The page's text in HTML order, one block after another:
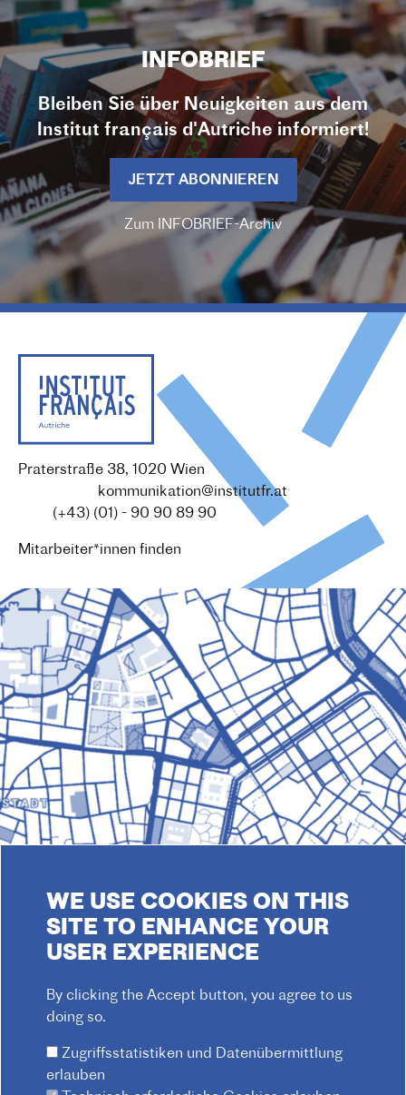
INFOBRIEF
Bleiben Sie über Neuigkeiten aus dem
Institut français d'Autriche informiert!
JETZT ABONNIEREN
Zum INFOBRIEF-Archiv
Praterstraße 38, 1020 Wien
kommunikation@institutfr.at
(+43) (01) - 90 90 89 90
Mitarbeiter*innen finden
© 2026 Institut français d'Autriche-Vienne
Impressum Datenschutz
WE USE COOKIES ON THIS
SITE TO ENHANCE YOUR
USER EXPERIENCE
By clicking the Accept button, you agree to us
doing so.
Zugriffsstatistiken und Datenübermittlung
erlauben